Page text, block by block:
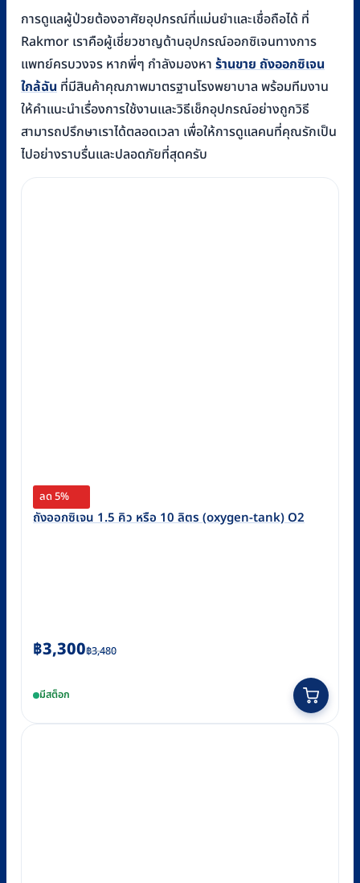
การดูแลผู้ป่วยต้องอาศัยอุปกรณ์ที่แม่นยำและเชื่อถือได้ ที่
Rakmor เราคือผู้เชี่ยวชาญด้านอุปกรณ์ออกซิเจนทางการ
แพทย์ครบวงจร หากพี่ๆ กำลังมองหา ร้านขาย ถังออกซิเจน
ใกล้ฉัน ที่มีสินค้าคุณภาพมาตรฐานโรงพยาบาล พร้อมทีมงาน
ให้คำแนะนำเรื่องการใช้งานและวิธีเช็กอุปกรณ์อย่างถูกวิธี
สามารถปรึกษาเราได้ตลอดเวลา เพื่อให้การดูแลคนที่คุณรักเป็น
ไปอย่างราบรื่นและปลอดภัยที่สุดครับ
ลด 5%
ถังออกซิเจน 1.5 คิว หรือ 10 ลิตร (oxygen-tank) O2
฿3,480
Original
was:
฿3,300
Current
is:มีสต็อก